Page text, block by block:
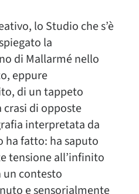
lo Studio che s’è
la
di Mallarmé nello
eppure
di un tappeto
crasi di opposte
interpretata da
ha fatto: ha saputo
tensione all’infinito
un contesto
e sensorialmente